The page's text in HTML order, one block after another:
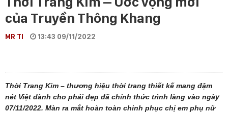
của Truyền Thông Khang
MR TI 13:43 09/11/2022
Thời Trang Kim – thương hiệu thời trang thiết kế mang đậm
nét Việt dành cho phái đẹp đã chính thức trình làng vào ngày
07/11/2022. Màn ra mắt hoàn toàn chinh phục chị em phụ nữ